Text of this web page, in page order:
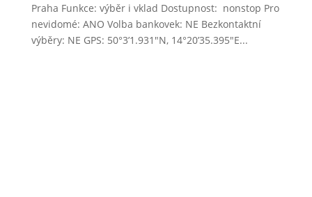
Praha Funkce: výběr i vklad Dostupnost: nonstop Pro
nevidomé: ANO Volba bankovek: NE Bezkontaktní
výběry: NE GPS: 50°3’1.931″N, 14°20’35.395″E...